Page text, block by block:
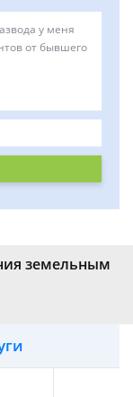
земельным